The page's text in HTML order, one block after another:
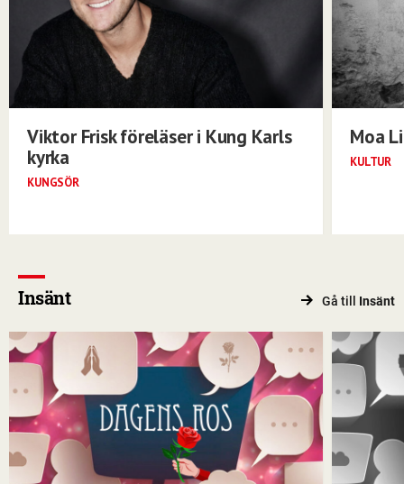
Viktor Frisk föreläser i Kung Karls
kyrka
KUNGSÖR
Moa
KULTUR
Insänt Gå till Insänt